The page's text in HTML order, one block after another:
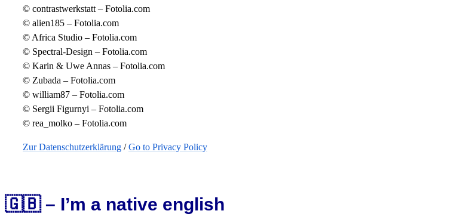
© contrastwerkstatt – Fotolia.com
© alien185 – Fotolia.com
© Africa Studio – Fotolia.com
© Spectral-Design – Fotolia.com
© Karin & Uwe Annas – Fotolia.com
© Zubada – Fotolia.com
© william87 – Fotolia.com
© Sergii Figurnyi – Fotolia.com
© rea_molko – Fotolia.com
Zur Datenschutzerklärung /Go to Privacy Policy
🇬🇧 – I’m a native english